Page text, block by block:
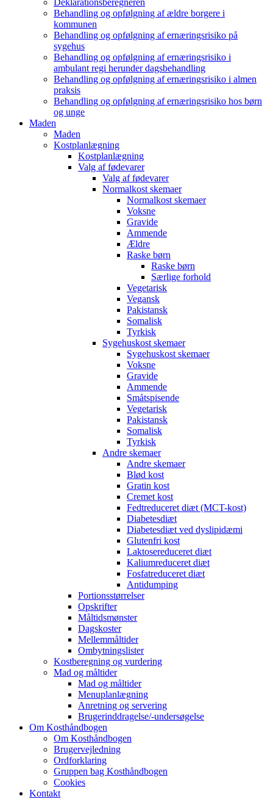
Deklarationsberegneren
Behandling og opfølgning af ældre borgere i
kommunen
Behandling og opfølgning af ernæringsrisiko på
sygehus
Behandling og opfølgning af ernæringsrisiko i
ambulant regi herunder dagsbehandling
Behandling og opfølgning af ernæringsrisiko i almen
praksis
Behandling og opfølgning af ernæringsrisiko hos børn
og unge
Maden
Maden
Kostplanlægning
Kostplanlægning
Valg af fødevarer
Valg af fødevarer
Normalkost skemaer
Normalkost skemaer
Voksne
Gravide
Ammende
Ældre
Raske børn
Raske børn
Særlige forhold
Vegetarisk
Vegansk
Pakistansk
Somalisk
Tyrkisk
Sygehuskost skemaer
Sygehuskost skemaer
Voksne
Gravide
Ammende
Småtspisende
Vegetarisk
Pakistansk
Somalisk
Tyrkisk
Andre skemaer
Andre skemaer
Blød kost
Gratin kost
Cremet kost
Fedtreduceret diæt (MCT-kost)
Diabetesdiæt
Diabetesdiæt ved dyslipidæmi
Glutenfri kost
Laktosereduceret diæt
Kaliumreduceret diæt
Fosfatreduceret diæt
Antidumping
Portionsstørrelser
Opskrifter
Måltidsmønster
Dagskoster
Mellemmåltider
Ombytningslister
Kostberegning og vurdering
Mad og måltider
Mad og måltider
Menuplanlægning
Anretning og servering
Brugerinddragelse/-undersøgelse
Om Kosthåndbogen
Om Kosthåndbogen
Brugervejledning
Ordforklaring
Gruppen bag Kosthåndbogen
Cookies
Kontakt